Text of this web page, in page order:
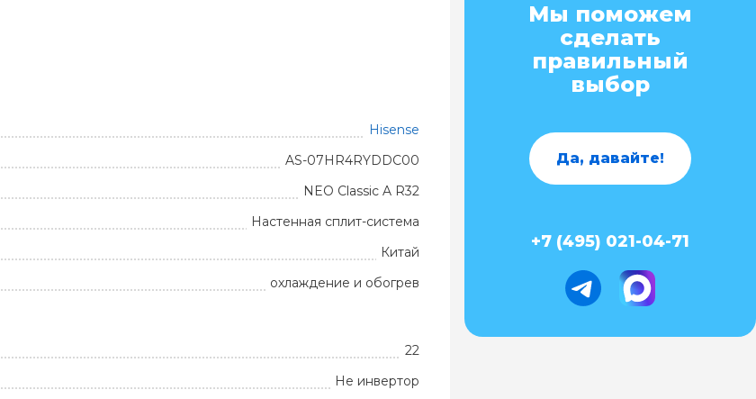
Hisense
AS-07HR4RYDDC00
NEO Classic A R32
Настенная сплит-система
Китай
охлаждение и обогрев
22
Не инвертор
Мы поможем
сделать
правильный
выбор
Да, давайте!
+7 (495) 021-04-71